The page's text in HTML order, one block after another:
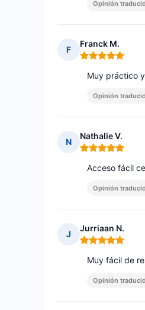
Opinión
F
Franck M.
Nota: 5 de 5
Muy práctico
Opinión
N
Nathalie V.
Nota: 5 de 5
Acceso fácil
Opinión
J
Jurriaan N.
Nota: 5 de 5
Muy fácil de
Opinión